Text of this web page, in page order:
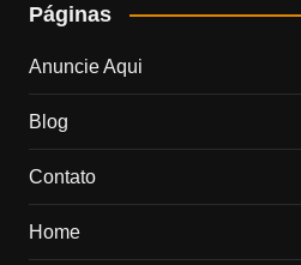
Páginas
Anuncie Aqui
Blog
Contato
Home